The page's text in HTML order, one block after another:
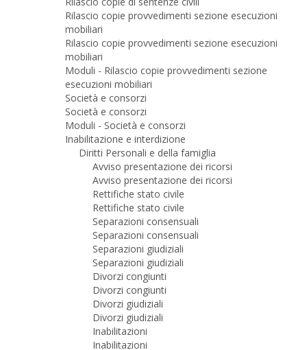
Rilascio copie provvedimenti sezione esecuzioni
mobiliari
Rilascio copie provvedimenti sezione esecuzioni
mobiliari
Moduli - Rilascio copie provvedimenti sezione
esecuzioni mobiliari
Società e consorzi
Società e consorzi
Moduli - Società e consorzi
Inabilitazione e interdizione
Diritti Personali e della famiglia
Avviso presentazione dei ricorsi
Avviso presentazione dei ricorsi
Rettifiche stato civile
Rettifiche stato civile
Separazioni consensuali
Separazioni consensuali
Separazioni giudiziali
Separazioni giudiziali
Divorzi congiunti
Divorzi congiunti
Divorzi giudiziali
Divorzi giudiziali
Inabilitazioni
Inabilitazioni